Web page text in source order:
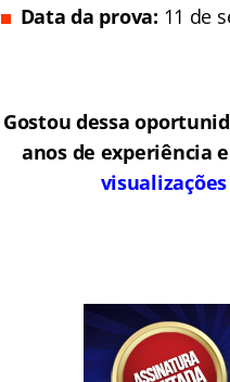
Data da prova: 11 de
Gostou dessa
anos de experiência